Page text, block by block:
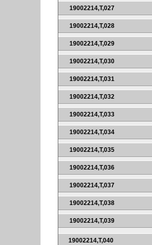
19002214,T,027
19002214,T,028
19002214,T,029
19002214,T,030
19002214,T,031
19002214,T,032
19002214,T,033
19002214,T,034
19002214,T,035
19002214,T,036
19002214,T,037
19002214,T,038
19002214,T,039
19002214,T,040